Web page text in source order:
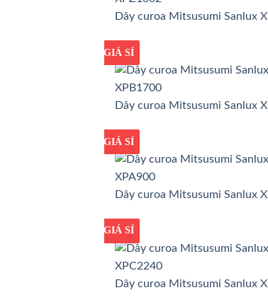
Dây curoa Mitsusumi Sanlux
GIÁ TỐT
GIÁ SỈ
Dây curoa Mitsusumi Sanlux
GIÁ TỐT
GIÁ SỈ
Dây curoa Mitsusumi Sanlux
GIÁ TỐT
GIÁ SỈ
Dây curoa Mitsusumi Sanlux